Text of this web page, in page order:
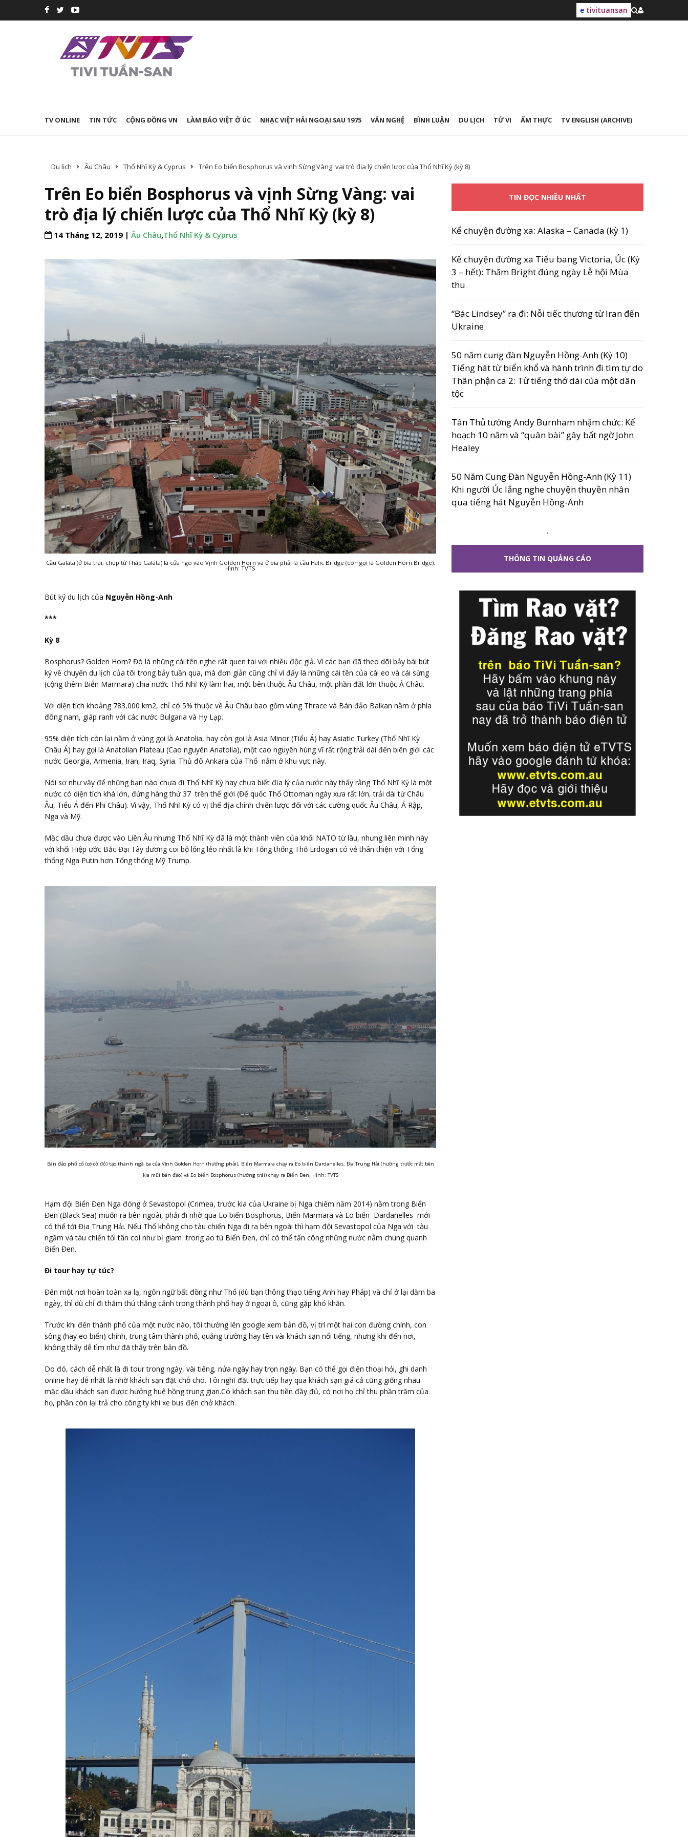
e tivituansan
TV ONLINE TIN TỨC CỘNG ĐỒNG VN LÀM BÁO VIỆT Ở ÚC NHẠC VIỆT HẢI NGOẠI SAU 1975 VĂN NGHỆ BÌNH LUẬN DU LỊCH TỬ VI ẨM THỰC TV ENGLISH (ARCHIVE)
Du lịch Âu Châu Thổ Nhĩ Kỳ & Cyprus Trên Eo biển Bosphorus và vịnh Sừng Vàng: vai trò địa lý chiến lược của Thổ Nhĩ Kỳ (kỳ 8)
Trên Eo biển Bosphorus và vịnh Sừng Vàng: vai
trò địa lý chiến lược của Thổ Nhĩ Kỳ (kỳ 8)
14 Tháng 12, 2019 | Âu Châu,Thổ Nhĩ Kỳ & Cyprus
Cầu Galata (ở bìa trái, chụp từ Tháp Galata) là cửa ngõ vào Vịnh Golden Horn và ở bìa phải là cầu Halic Bridge (còn gọi là Golden Horn Bridge).
Hình: TVTS
Bút ký du lịch của Nguyễn Hồng-Anh
***
Kỳ 8
Bosphorus? Golden Horn? Đó là những cái tên nghe rất quen tai với nhiều độc giả. Vì các bạn đã theo dõi bảy bài bút
ký về chuyến du lịch của tôi trong bảy tuần qua, mà đơn giản cũng chỉ vì đấy là những cái tên của cái eo và cái sừng
(cộng thêm Biển Marmara) chia nước Thổ Nhĩ Kỳ làm hai, một bên thuộc Âu Châu, một phần đất lớn thuộc Á Châu.
Với diện tích khoảng 783,000 km2, chỉ có 5% thuộc về Âu Châu bao gồm vùng Thrace và Bán đảo Balkan nằm ở phía
đông nam, giáp ranh với các nước Bulgaria và Hy Lạp.
95% diện tích còn lại nằm ở vùng gọi là Anatolia, hay còn gọi là Asia Minor (Tiểu Á) hay Asiatic Turkey (Thổ Nhĩ Kỳ
Châu Á) hay gọi là Anatolian Plateau (Cao nguyên Anatolia), một cao nguyên hùng vĩ rất rộng trải dài đến biên giới các
nước Georgia, Armenia, Iran, Iraq, Syria. Thủ đô Ankara của Thổ nằm ở khu vực này.
Nói sơ như vậy để những bạn nào chưa đi Thổ Nhĩ Kỳ hay chưa biết địa lý của nước này thấy rằng Thổ Nhĩ Kỳ là một
nước có diện tích khá lớn, đứng hàng thứ 37 trên thế giới (Đế quốc Thổ Ottoman ngày xưa rất lớn, trải dài từ Châu
Âu, Tiểu Á đến Phi Châu). Vì vậy, Thổ Nhĩ Kỳ có vị thế địa chính chiến lược đối với các cường quốc Âu Châu, Ả Rập,
Nga và Mỹ.
Mặc dầu chưa được vào Liên Âu nhưng Thổ Nhĩ Kỳ đã là một thành viên của khối NATO từ lâu, nhưng liên minh này
với khối Hiệp ước Bắc Đại Tây dương coi bộ lỏng lẻo nhất là khi Tổng thống Thổ Erdogan có vẻ thân thiện với Tổng
thống Nga Putin hơn Tổng thống Mỹ Trump.
Bán đảo phố cổ (có cờ đỏ) tạo thành ngã ba của Vịnh Golden Horn (hướng phải), Biển Marmara chạy ra Eo biển Dardanelles, Địa Trung Hải (hướng trước mắt bên
kia mũi bán đảo) và Eo biển Bosphorus (hướng trái) chạy ra Biển Đen. Hình: TVTS
Hạm đội Biển Đen Nga đóng ở Sevastopol (Crimea, trước kia của Ukraine bị Nga chiếm năm 2014) nằm trong Biển
Đen (Black Sea) muốn ra bên ngoài, phải đi nhờ qua Eo biển Bosphorus, Biển Marmara và Eo biển Dardanelles mới
có thể tới Địa Trung Hải. Nếu Thổ không cho tàu chiến Nga đi ra bên ngoài thì hạm đội Sevastopol của Nga với tàu
ngầm và tàu chiến tối tân coi như bị giam trong ao tù Biển Đen, chỉ có thể tấn công những nước nằm chung quanh
Biển Đen.
Đi tour hay tự túc?
Đến một nơi hoàn toàn xa lạ, ngôn ngữ bất đồng như Thổ (dù bạn thông thạo tiếng Anh hay Pháp) và chỉ ở lại dăm ba
ngày, thì dù chỉ đi thăm thú thắng cảnh trong thành phố hay ở ngoại ô, cũng gặp khó khăn.
Trước khi đến thành phố của một nước nào, tôi thường lên google xem bản đồ, vị trí một hai con đường chính, con
sông (hay eo biển) chính, trung tâm thành phố, quảng trường hay tên vài khách sạn nổi tiếng, nhưng khi đến nơi,
không thấy dễ tìm như đã thấy trên bản đồ.
Do đó, cách dễ nhất là đi tour trong ngày, vài tiếng, nửa ngày hay trọn ngày. Bạn có thể gọi điện thoại hỏi, ghi danh
online hay dễ nhất là nhờ khách sạn đặt chỗ cho. Tôi nghĩ đặt trực tiếp hay qua khách sạn giá cả cũng giống nhau
mặc dầu khách sạn được hưởng huê hồng trung gian.Có khách sạn thu tiền đầy đủ, có nơi họ chỉ thu phần trăm của
họ, phần còn lại trả cho công ty khi xe bus đến chở khách.
TIN ĐỌC NHIỀU NHẤT
Kể chuyện đường xa: Alaska – Canada (kỳ 1)
Kể chuyện đường xa Tiểu bang Victoria, Úc (Kỳ
3 – hết): Thăm Bright đúng ngày Lễ hội Mùa
thu
“Bác Lindsey” ra đi: Nỗi tiếc thương từ Iran đến
Ukraine
50 năm cung đàn Nguyễn Hồng-Anh (Kỳ 10)
Tiếng hát từ biển khổ và hành trình đi tìm tự do
Thân phận ca 2: Từ tiếng thở dài của một dân
tộc
Tân Thủ tướng Andy Burnham nhậm chức: Kế
hoạch 10 năm và “quân bài” gây bất ngờ John
Healey
50 Năm Cung Đàn Nguyễn Hồng-Anh (Kỳ 11)
Khi người Úc lắng nghe chuyện thuyền nhân
qua tiếng hát Nguyễn Hồng-Anh
.
THÔNG TIN QUẢNG CÁO